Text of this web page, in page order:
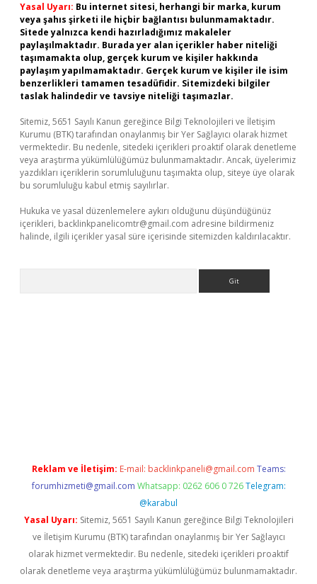
Yasal Uyarı: Bu internet sitesi, herhangi bir marka, kurum
veya şahıs şirketi ile hiçbir bağlantısı bulunmamaktadır.
Sitede yalnızca kendi hazırladığımız makaleler
paylaşılmaktadır. Burada yer alan içerikler haber niteliği
taşımamakta olup, gerçek kurum ve kişiler hakkında
paylaşım yapılmamaktadır. Gerçek kurum ve kişiler ile isim
benzerlikleri tamamen tesadüfidir. Sitemizdeki bilgiler
taslak halindedir ve tavsiye niteliği taşımazlar.
Sitemiz, 5651 Sayılı Kanun gereğince Bilgi Teknolojileri ve İletişim
Kurumu (BTK) tarafından onaylanmış bir Yer Sağlayıcı olarak hizmet
vermektedir. Bu nedenle, sitedeki içerikleri proaktif olarak denetleme
veya araştırma yükümlülüğümüz bulunmamaktadır. Ancak, üyelerimiz
yazdıkları içeriklerin sorumluluğunu taşımakta olup, siteye üye olarak
bu sorumluluğu kabul etmiş sayılırlar.
Hukuka ve yasal düzenlemelere aykırı olduğunu düşündüğünüz
içerikleri, backlinkpanelicomtr@gmail.com adresine bildirmeniz
halinde, ilgili içerikler yasal süre içerisinde sitemizden kaldırılacaktır.
Reklam ve İletişim: E-mail: backlinkpaneli@gmail.com Teams:
forumhizmeti@gmail.com Whatsapp: 0262 606 0 726 Telegram:
@karabul
Yasal Uyarı: Sitemiz, 5651 Sayılı Kanun gereğince Bilgi Teknolojileri
ve İletişim Kurumu (BTK) tarafından onaylanmış bir Yer Sağlayıcı
olarak hizmet vermektedir. Bu nedenle, sitedeki içerikleri proaktif
olarak denetleme veya araştırma yükümlülüğümüz bulunmamaktadır.